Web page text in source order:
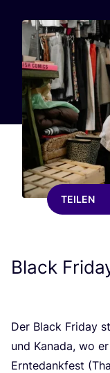
TEILEN
Black
Der Black Fri­day
und Kana­da, wo
Ern­te­dank­fest